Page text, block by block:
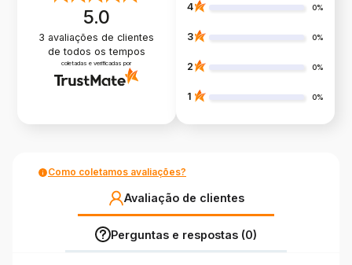
5.0
3 avaliações de clientes
de todos os tempos
coletadas e verificadas por
4 0%
3 0%
2 0%
1 0%
Como coletamos avaliações?
Avaliação de clientes
Perguntas e respostas (0)